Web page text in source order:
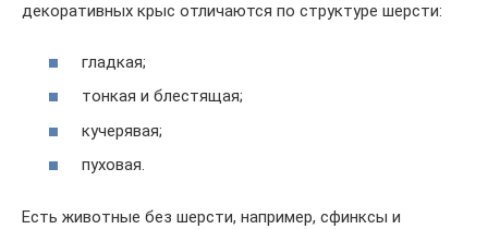
декоративных крыс отличаются по структуре шерсти:
гладкая;
тонкая и блестящая;
кучерявая;
пуховая.
Есть животные без шерсти, например, сфинксы и